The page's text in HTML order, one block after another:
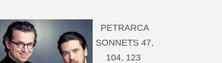
PETRARCA
SONNETS 47,
104, 123